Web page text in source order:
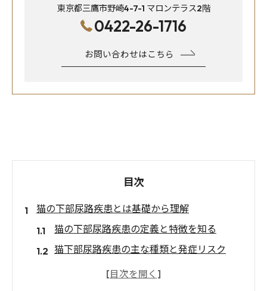
東京都三鷹市野崎4-7-1 マロンテラス2階
0422-26-1716
お問い合わせはこちら
目次
猫の下部尿路疾患とは基礎から理解
猫の下部尿路疾患の定義と特徴を知る
猫下部尿路疾患の主な種類と発症リスク
猫の下部尿路疾患と年齢や体質の関係性